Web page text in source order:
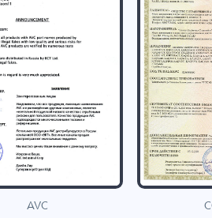
AVC